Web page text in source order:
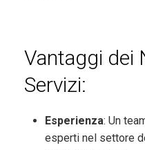
Vantaggi dei
Servizi:
Esperienza: Un
esperti nel settore